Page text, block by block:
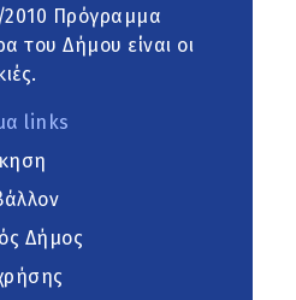
Πρόγραμμα
του Δήμου είναι οι
links
Δήμος